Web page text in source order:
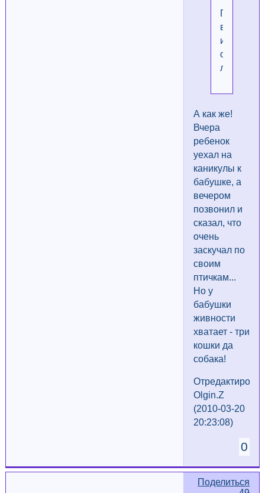
Похоже
вы
их
очень
любите!!!!
А как же!
Вчера
ребенок
уехал на
каникулы к
бабушке, а
вечером
позвонил и
сказал, что
очень
заскучал по
своим
птичкам...
Но у
бабушки
живности
хватает - три
кошки да
собака!
Olgin.Z
(2010-03-20
20:23:08)
0
Поделиться